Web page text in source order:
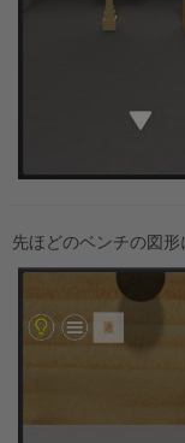
先ほどのベンチの図形